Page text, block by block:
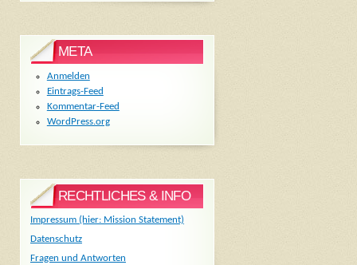
META
Anmelden
Eintrags-Feed
Kommentar-Feed
WordPress.org
RECHTLICHES & INFO
Impressum (hier: Mission Statement)
Datenschutz
Fragen und Antworten